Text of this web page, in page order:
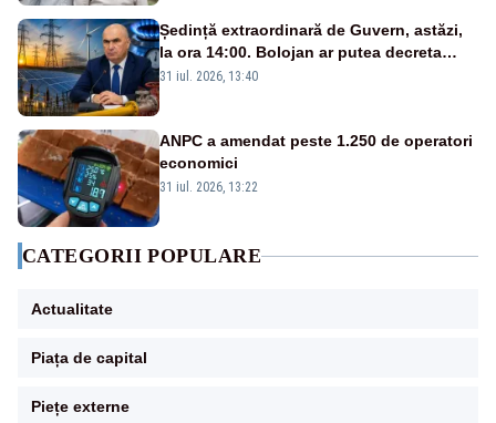
Ședință extraordinară de Guvern, astăzi,
la ora 14:00. Bolojan ar putea decreta
stare de urgență energetică
31 iul. 2026, 13:40
ANPC a amendat peste 1.250 de operatori
economici
31 iul. 2026, 13:22
CATEGORII POPULARE
Actualitate
Piața de capital
Piețe externe